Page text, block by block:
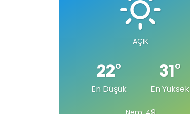
AÇIK
22°
En Düşük
31°
En Yüksek